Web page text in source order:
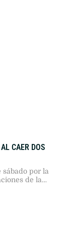
CAER DOS
por la
de la